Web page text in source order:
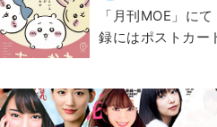
「月刊MOE」に
録にはポストカー